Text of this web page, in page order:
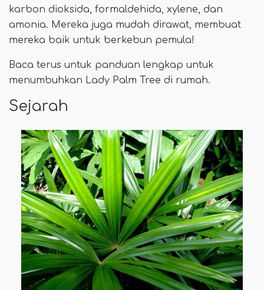
karbon dioksida, formaldehida, xylene, dan
amonia. Mereka juga mudah dirawat, membuat
mereka baik untuk berkebun pemula!
Baca terus untuk panduan lengkap untuk
menumbuhkan Lady Palm Tree di rumah.
Sejarah